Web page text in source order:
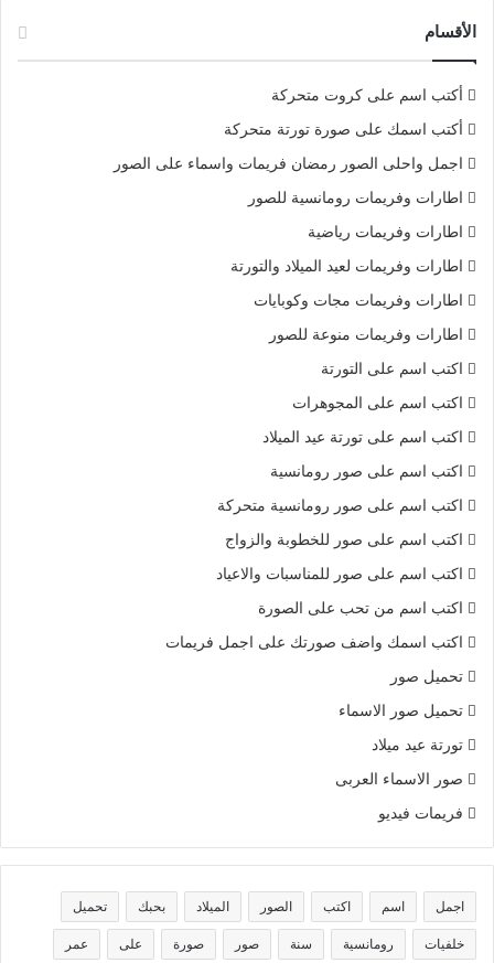
الأقسام
أكتب اسم على كروت متحركة
أكتب اسمك على صورة تورتة متحركة
اجمل واحلى الصور رمضان فريمات واسماء على الصور
اطارات وفريمات رومانسية للصور
اطارات وفريمات رياضية
اطارات وفريمات لعيد الميلاد والتورتة
اطارات وفريمات مجات وكوبايات
اطارات وفريمات منوعة للصور
اكتب اسم على التورتة
اكتب اسم على المجوهرات
اكتب اسم على تورتة عيد الميلاد
اكتب اسم على صور رومانسية
اكتب اسم على صور رومانسية متحركة
اكتب اسم على صور للخطوبة والزواج
اكتب اسم على صور للمناسبات والاعياد
اكتب اسم من تحب على الصورة
اكتب اسمك واضف صورتك على اجمل فريمات
تحميل صور
تحميل صور الاسماء
تورتة عيد ميلاد
صور الاسماء العربى
فريمات فيديو
اجمل اسم اكتب الصور الميلاد بحبك تحميل
خلفيات رومانسية سنة صور صورة على عمر